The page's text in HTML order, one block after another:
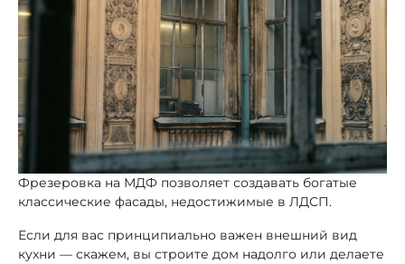
Фрезеровка на МДФ позволяет создавать богатые
классические фасады, недостижимые в ЛДСП.
Если для вас принципиально важен внешний вид
кухни — скажем, вы строите дом надолго или делаете